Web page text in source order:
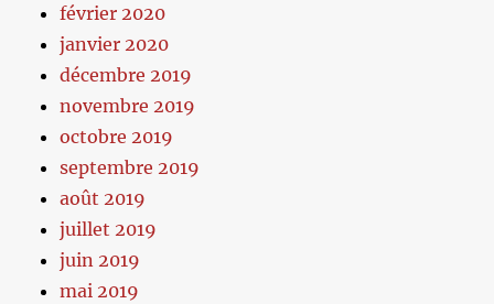
février 2020
janvier 2020
décembre 2019
novembre 2019
octobre 2019
septembre 2019
août 2019
juillet 2019
juin 2019
mai 2019